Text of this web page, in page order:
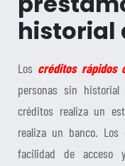
historial
Los créditos rápidos
personas sin
créditos realiza un
realiza un banco.
facilidad de